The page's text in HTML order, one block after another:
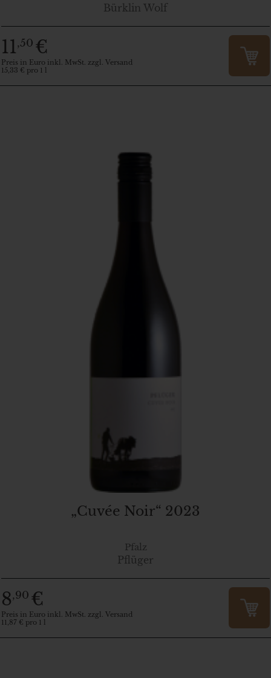
Bürklin Wolf
11,50 €
Preis in Euro inkl. MwSt. zzgl. Versand
15,33 € pro 1 l
„Cuvée Noir“ 2023
Pfalz
Pflüger
8,90 €
Preis in Euro inkl. MwSt. zzgl. Versand
11,87 € pro 1 l